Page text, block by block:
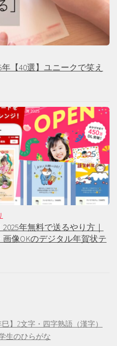
【40選】ユニークで笑え
年無料で送るやり方｜
像OKのデジタル年賀状テ
】2文字・四字熟語（漢字）
生のひらがな